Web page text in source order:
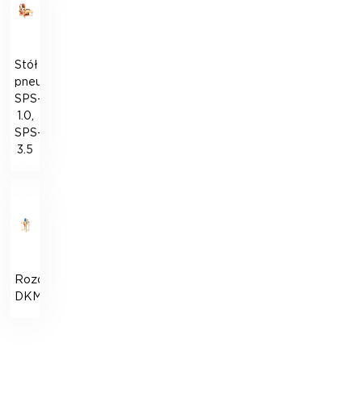
Stół
pneumosortujący
SPS-
1.0,
SPS-
3.5
Rozdrabniarka
DKM